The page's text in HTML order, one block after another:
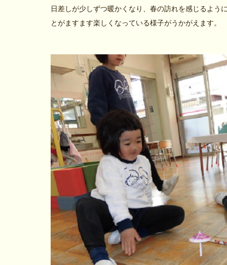
日差しが少しずつ暖かくなり、春の訪れを感じるよう
とがますます楽しくなっている様子がうかがえます。